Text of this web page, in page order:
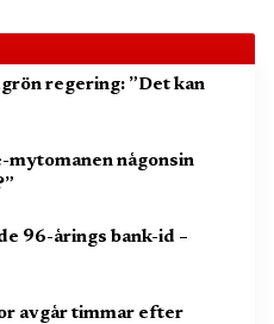
regering: ”Det kan
mytomanen någonsin
96-årings bank-id –
avgår timmar efter